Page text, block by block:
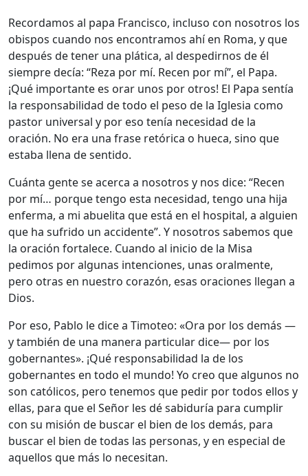
Recordamos al papa Francisco, incluso con nosotros los
obispos cuando nos encontramos ahí en Roma, y que
después de tener una plática, al despedirnos de él
siempre decía: “Reza por mí. Recen por mí”, el Papa.
¡Qué importante es orar unos por otros! El Papa sentía
la responsabilidad de todo el peso de la Iglesia como
pastor universal y por eso tenía necesidad de la
oración. No era una frase retórica o hueca, sino que
estaba llena de sentido.
Cuánta gente se acerca a nosotros y nos dice: “Recen
por mí… porque tengo esta necesidad, tengo una hija
enferma, a mi abuelita que está en el hospital, a alguien
que ha sufrido un accidente”. Y nosotros sabemos que
la oración fortalece. Cuando al inicio de la Misa
pedimos por algunas intenciones, unas oralmente,
pero otras en nuestro corazón, esas oraciones llegan a
Dios.
Por eso, Pablo le dice a Timoteo: «Ora por los demás —
y también de una manera particular dice— por los
gobernantes». ¡Qué responsabilidad la de los
gobernantes en todo el mundo! Yo creo que algunos no
son católicos, pero tenemos que pedir por todos ellos y
ellas, para que el Señor les dé sabiduría para cumplir
con su misión de buscar el bien de los demás, para
buscar el bien de todas las personas, y en especial de
aquellos que más lo necesitan.